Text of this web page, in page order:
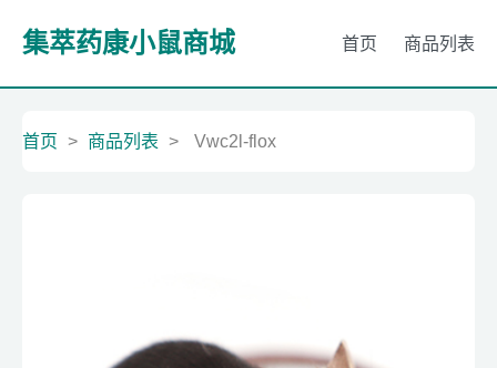
集萃药康小鼠商城 首页 商品列表
首页 > 商品列表 > Vwc2l-flox